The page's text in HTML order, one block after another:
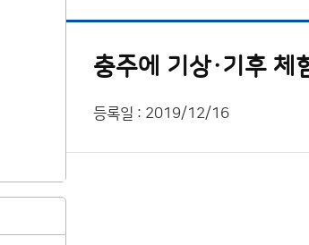
충주에 기상·기후 체
등록일 : 2019/12/16